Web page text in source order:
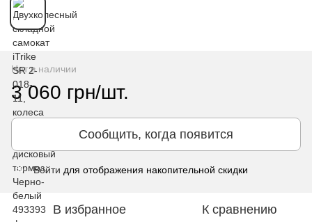
Нет в наличии
3 060 грн/шт.
Сообщить, когда появится
% Войти для отображения накопительной скидки
В избранное К сравнению